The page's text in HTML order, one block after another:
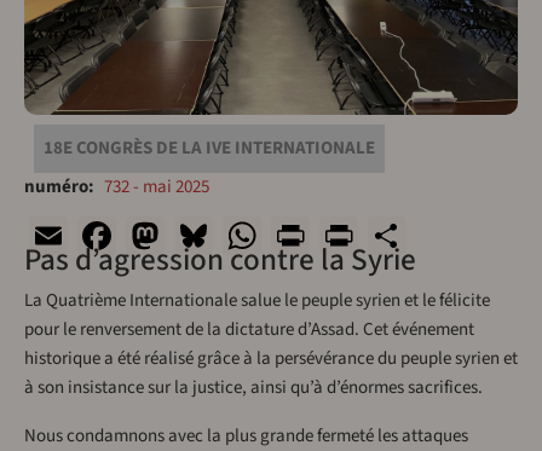
18E CONGRÈS DE LA IVE INTERNATIONALE
numéro
732 - mai 2025
EmailFacebook
Mastodon
Bluesky
WhatsApp
Print
Pas d’agression contre la Syrie
La Quatrième Internationale salue le peuple syrien et le félicite
pour le renversement de la dictature d’Assad. Cet événement
historique a été réalisé grâce à la persévérance du peuple syrien et
à son insistance sur la justice, ainsi qu’à d’énormes sacrifices.
Nous condamnons avec la plus grande fermeté les attaques